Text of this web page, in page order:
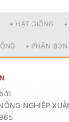
- 4mét
bán kính tối đa là
bar- 3 bar
• HẠT GIỐNG
• PHÂN BÓN
NGHIỆP